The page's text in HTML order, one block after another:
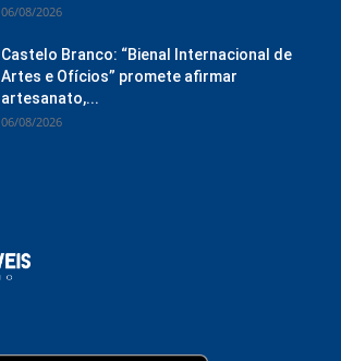
06/08/2026
Castelo Branco: “Bienal Internacional de
Artes e Ofícios” promete afirmar
artesanato,...
06/08/2026